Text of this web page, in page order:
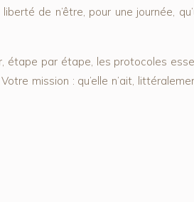
de n’être, pour une journée,
étape par étape, les protocoles
mission : qu’elle n’ait,